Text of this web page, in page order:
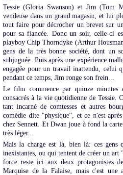
Tessie (Gloria Swanson) et Jim (Tom
vendeuse dans un grand magasin, et lui
tout faire pour décrocher un brevet sur
pour sa fiancée. Donc un soir, celle-ci
playboy Chip Thorndyke (Arthur
gens de la très bonne société, dont un
subjuguée. Puis après une expérience
engagée pour un travail inattendu, celui
pendant ce temps, Jim ronge son frein...
Le film commence par quinze minutes
consacrés à la vie quotidienne de Tessie.
tant incarné de comtesses et autres
comédie dite "physique", et ce n'est
chez Sennett. Et Dwan joue à fond la
très léger...
Mais la charge est là, bien là: ces gens
inexistantes, ou qui tentent de créer un art
force reste ici aux deux protagonistes
Marquise de la Falaise, mais c'est